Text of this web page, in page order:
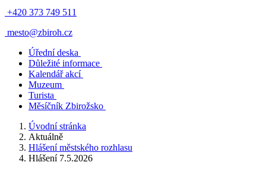
+420 373 749 511
mesto@zbiroh.cz
Úřední deska
Důležité informace
Kalendář akcí
Muzeum
Turista
Měsíčník Zbirožsko
Úvodní stránka
Aktuálně
Hlášení městského rozhlasu
Hlášení 7.5.2026